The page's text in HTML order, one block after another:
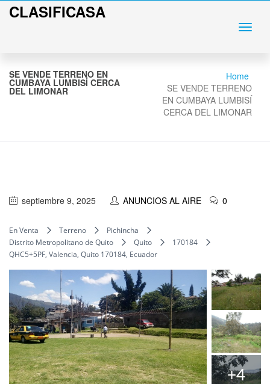
CLASIFICASA
SE VENDE TERRENO EN
CUMBAYA LUMBISÍ CERCA
DEL LIMONAR
Home
SE VENDE TERRENO
EN CUMBAYA LUMBISÍ
CERCA DEL LIMONAR
septiembre 9, 2025 ANUNCIOS AL AIRE 0
En Venta Terreno
Pichincha
Distrito Metropolitano de Quito
Quito
170184
QHC5+5PF, Valencia, Quito 170184, Ecuador
+4